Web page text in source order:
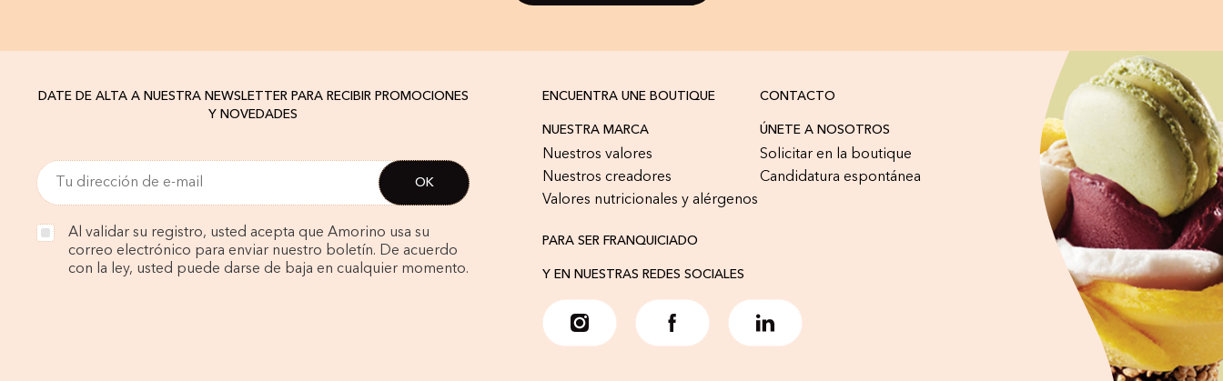
DATE DE ALTA A NUESTRA NEWSLETTER PARA RECIBIR PROMOCIONES
Y NOVEDADES
Al validar su registro, usted acepta que Amorino usa su
correo electrónico para enviar nuestro boletín. De acuerdo
con la ley, usted puede darse de baja en cualquier momento.
ENCUENTRA UNE BOUTIQUE CONTACTO
NUESTRA MARCA
Nuestros valores
Nuestros creadores
Valores nutricionales y alérgenos
ÚNETE A NOSOTROS
Solicitar en la boutique
Candidatura espontánea
PARA SER FRANQUICIADO
Y EN NUESTRAS REDES SOCIALES